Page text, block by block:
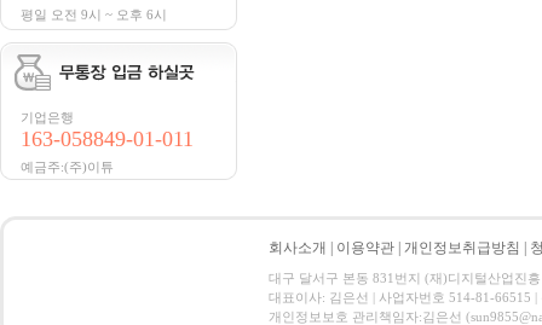
평일 오전 9시 ~ 오후 6시
기업은행
163-058849-01-011
예금주:(주)이튜
회사소개 이용약관 개인정보취급방침
대구 달서구 본동 831번지 (재)디지털산업진
대표이사: 김은선 | 사업자번호 514-81-66515
개인정보보호 관리책임자:김은선